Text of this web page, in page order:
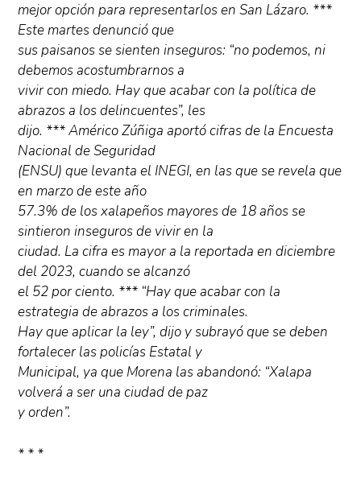
mejor opción para representarlos en San Lázaro. ***
Este martes denunció que
sus paisanos se sienten inseguros: “no podemos, ni
debemos acostumbrarnos a
vivir con miedo. Hay que acabar con la política de
abrazos a los delincuentes”, les
dijo. *** Américo Zúñiga aportó cifras de la Encuesta
Nacional de Seguridad
(ENSU) que levanta el INEGI, en las que se revela que
en marzo de este año
57.3% de los xalapeños mayores de 18 años se
sintieron inseguros de vivir en la
ciudad. La cifra es mayor a la reportada en diciembre
del 2023, cuando se alcanzó
el 52 por ciento. *** “Hay que acabar con la
estrategia de abrazos a los criminales.
Hay que aplicar la ley”, dijo y subrayó que se deben
fortalecer las policías Estatal y
Municipal, ya que Morena las abandonó: “Xalapa
volverá a ser una ciudad de paz
y orden”.
* * *